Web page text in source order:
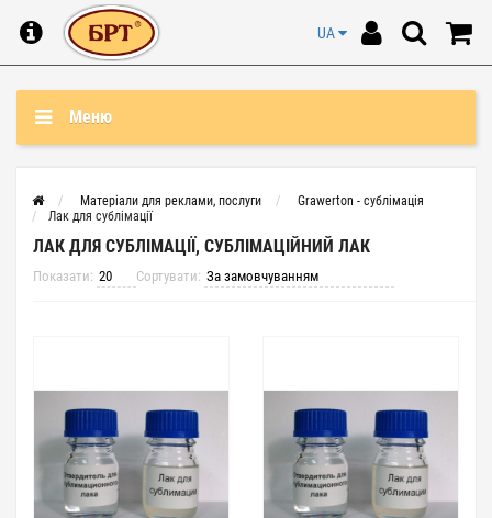
UA
Меню
Матеріали для реклами, послуги
Grawerton - сублімація
Лак для сублімації
ЛАК ДЛЯ СУБЛІМАЦІЇ, СУБЛІМАЦІЙНИЙ ЛАК
Показати: Сортувати: